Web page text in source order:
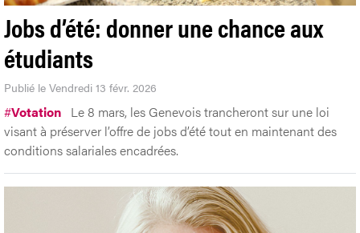
Jobs d’été: donner une chance aux
étudiants
Publié le Vendredi 13 févr. 2026
#Votation Le 8 mars, les Genevois trancheront sur une loi
visant à préserver l’offre de jobs d’été tout en maintenant des
conditions salariales encadrées.